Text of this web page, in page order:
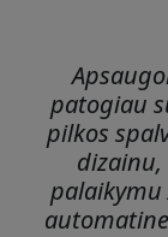
patogiau
pilkos
palaikymu